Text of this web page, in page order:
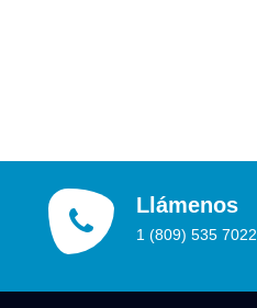
Llámenos
1 (809) 535 7022